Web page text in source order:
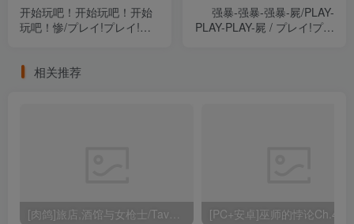
开始玩吧！开始玩吧！开始
玩吧！惨/プレイ!プレイ!プ
强暴-强暴-强暴-屍/PLAY-
PLAY-PLAY-屍 / プレイ!プレ
相关推荐
[肉鸽]旅店,酒馆与女枪士/Tavern, Inn, and the Halberd v1.1.1 官中步兵版 附全CG存档（官中）